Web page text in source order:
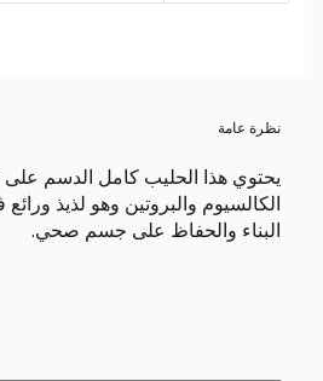
نظرة عامة
يحتوي هذا الحليب كامل الدسم
الكالسيوم والبروتين وهو لذيذ
البناء والحفاظ على جسم صحي.